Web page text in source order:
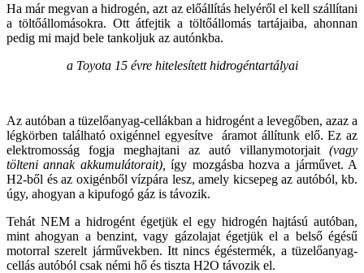
Ha már megvan a hidrogén, azt az előállítás helyéről el kell szállítani
a töltőállomásokra. Ott átfejtik a töltőállomás tartájaiba, ahonnan
pedig mi majd bele tankoljuk az autónkba.
a Toyota 15 évre hitelesített hidrogéntartályai
Az autóban a tüzelőanyag-cellákban a hidrogént a levegőben, azaz a
légkörben található oxigénnel egyesítve áramot állítunk elő. Ez az
elektromosság fogja meghajtani az autó villanymotorjait (vagy
tölteni annak akkumulátorait), így mozgásba hozva a járművet. A
H2-ből és az oxigénből vízpára lesz, amely kicsepeg az autóból, kb.
úgy, ahogyan a kipufogó gáz is távozik.
Tehát NEM a hidrogént égetjük el egy hidrogén hajtású autóban,
mint ahogyan a benzint, vagy gázolajat égetjük el a belső égésű
motorral szerelt járművekben. Itt nincs égéstermék, a tüzelőanyag-
cellás autóból csak némi hő és tiszta H2O távozik el.